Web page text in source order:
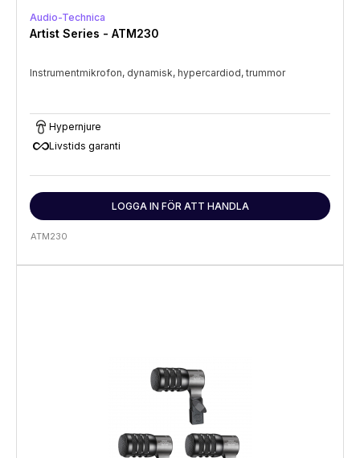
Audio-Technica
Artist Series - ATM230
Instrumentmikrofon, dynamisk, hypercardiod, trummor
Hypernjure
all_inclusiveLivstids garanti
LOGGA IN FÖR ATT HANDLA
ATM230